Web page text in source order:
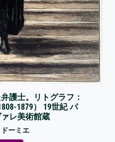
護士。リトグラフ：
1879） 19世紀 パ
レ美術館蔵
ーミエ